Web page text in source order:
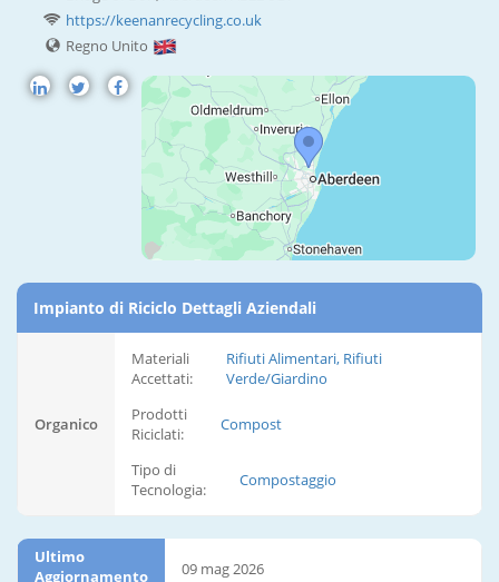
https://keenanrecycling.co.uk
Regno Unito
Impianto di Riciclo Dettagli Aziendali
Organico
Materiali
Accettati:
Rifiuti Alimentari, Rifiuti
Verde/Giardino
Prodotti
Riciclati:
Compost
Tipo di
Tecnologia:
Compostaggio
Ultimo
Aggiornamento
09 mag 2026